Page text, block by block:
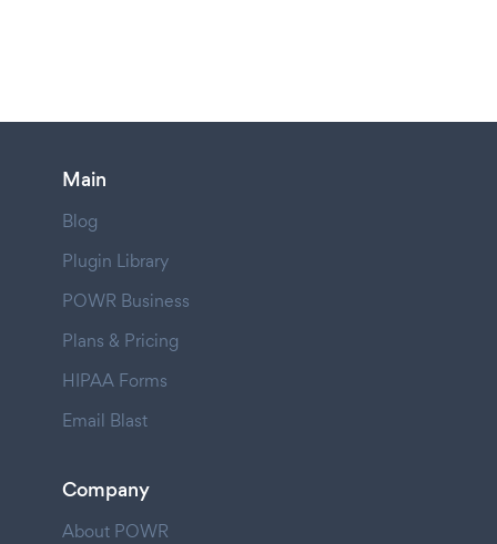
Main
Blog
Plugin Library
POWR Business
Plans & Pricing
HIPAA Forms
Email Blast
Company
About POWR